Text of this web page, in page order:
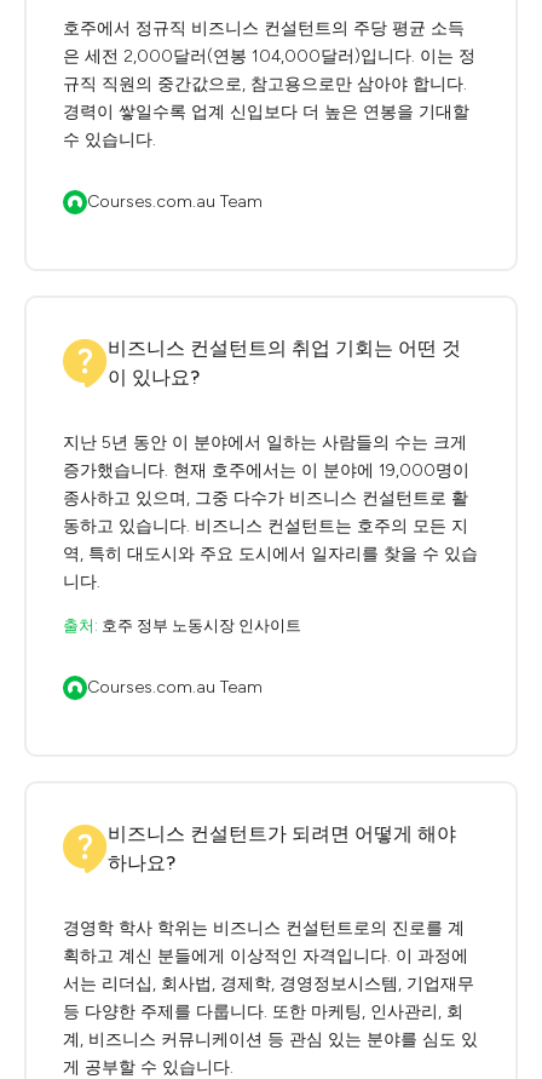
호주에서 정규직 비즈니스 컨설턴트의 주당 평균 소득
은 세전 2,000달러(연봉 104,000달러)입니다. 이는 정
규직 직원의 중간값으로, 참고용으로만 삼아야 합니다.
경력이 쌓일수록 업계 신입보다 더 높은 연봉을 기대할
수 있습니다.
Courses.com.au Team
비즈니스 컨설턴트의 취업 기회는 어떤 것
이 있나요?
지난 5년 동안 이 분야에서 일하는 사람들의 수는 크게
증가했습니다. 현재 호주에서는 이 분야에 19,000명이
종사하고 있으며, 그중 다수가 비즈니스 컨설턴트로 활
동하고 있습니다. 비즈니스 컨설턴트는 호주의 모든 지
역, 특히 대도시와 주요 도시에서 일자리를 찾을 수 있습
니다.
출처: 호주 정부 노동시장 인사이트
Courses.com.au Team
비즈니스 컨설턴트가 되려면 어떻게 해야
하나요?
경영학 학사 학위는 비즈니스 컨설턴트로의 진로를 계
획하고 계신 분들에게 이상적인 자격입니다. 이 과정에
서는 리더십, 회사법, 경제학, 경영정보시스템, 기업재무
등 다양한 주제를 다룹니다. 또한 마케팅, 인사관리, 회
계, 비즈니스 커뮤니케이션 등 관심 있는 분야를 심도 있
게 공부할 수 있습니다.